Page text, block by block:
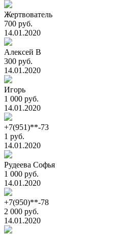
Жертвователь
700 руб.
14.01.2020
Алексей В
300 руб.
14.01.2020
Игорь
1 000 руб.
14.01.2020
+7(951)**-73
1 руб.
14.01.2020
Рудеева Софья
1 000 руб.
14.01.2020
+7(950)**-78
2 000 руб.
14.01.2020